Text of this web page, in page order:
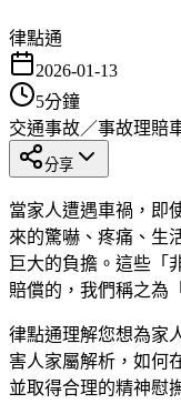
律點通
2026-01-13
5分鐘
交通事故／事故理賠
分享
當家人遭遇車禍，即
來的驚嚇、疼痛、生
巨大的負擔。這些「
賠償的，我們稱之為
律點通理解您想為家
害人家屬解析，如何
並取得合理的精神慰